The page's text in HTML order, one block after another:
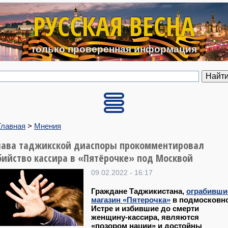
Перейти к основному
РУССКАЯ ВЕСНА
только проверенная информация
> Мнения
таджикской диаспоры прокомментировал
кассира в «Пятёрочке» под Москвой
09.02.2022 - 16:17
Граждане Таджикистана,
магазин «Пятерочка» в
Истре и избившие до смерти
женщину-кассира, являются
«позором нации» и достойны